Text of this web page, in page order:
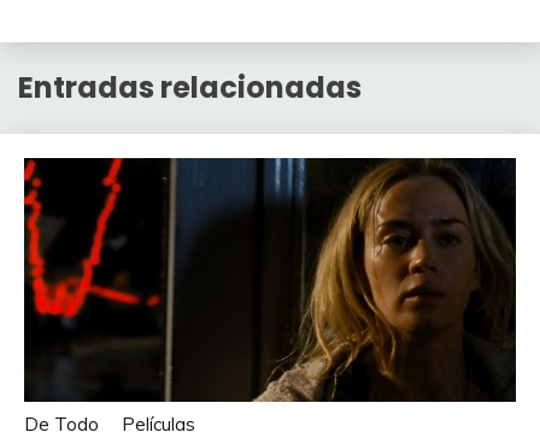
Entradas relacionadas
De Todo Películas